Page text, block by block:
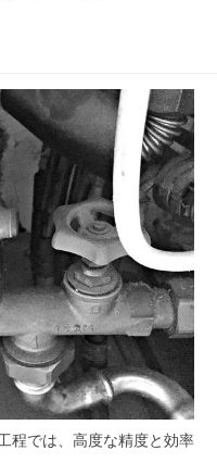
程では、高度な精度と効率